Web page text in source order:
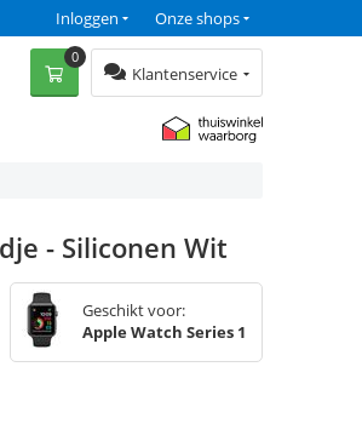
Onze shops
Inloggen
Klantenservice
0
- Siliconen Wit
Geschikt voor:
Apple Watch Series 1